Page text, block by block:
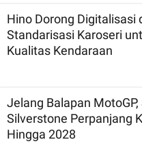
Hino Dorong Digitalisasi
Standarisasi Karoseri
Kualitas Kendaraan
Jelang Balapan
Silverstone Perpanjang
Hingga 2028